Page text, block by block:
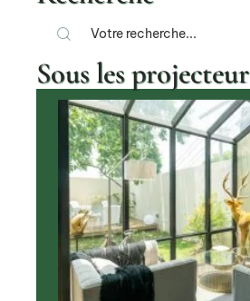
Sous les